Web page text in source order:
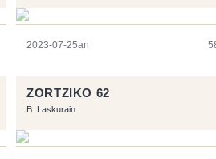
2023-07-25an
ZORTZIKO 62
B. Laskurain